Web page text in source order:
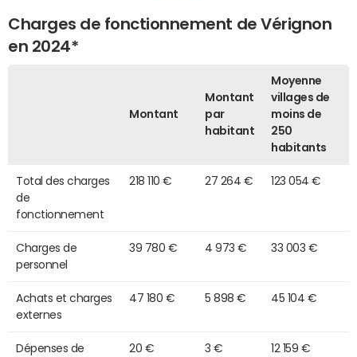
Charges de fonctionnement de Vérignon
en 2024*
Montant
Montant
par
habitant
Moyenne
villages de
moins de
250
habitants
Total des charges
de
fonctionnement
218 110 € 27 264 € 123 054 €
Charges de
personnel
39 780 € 4 973 € 33 003 €
Achats et charges
externes
47 180 € 5 898 € 45 104 €
Dépenses de 20 € 3 € 12 159 €